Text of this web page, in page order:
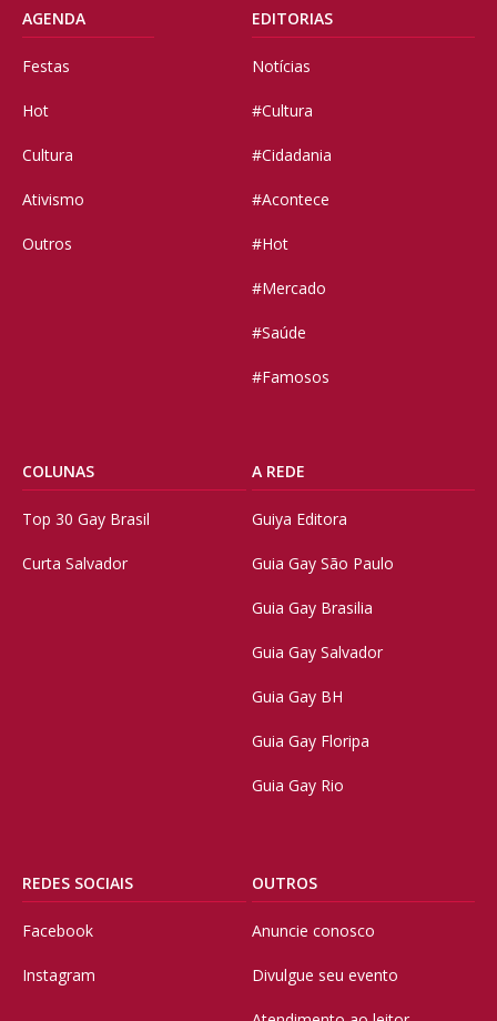
AGENDA
Festas
Hot
Cultura
Ativismo
Outros
EDITORIAS
Notícias
#Cultura
#Cidadania
#Acontece
#Hot
#Mercado
#Saúde
#Famosos
COLUNAS
Top 30 Gay Brasil
Curta Salvador
A REDE
Guiya Editora
Guia Gay São Paulo
Guia Gay Brasilia
Guia Gay Salvador
Guia Gay BH
Guia Gay Floripa
Guia Gay Rio
REDES SOCIAIS
Facebook
Instagram
OUTROS
Anuncie conosco
Divulgue seu evento